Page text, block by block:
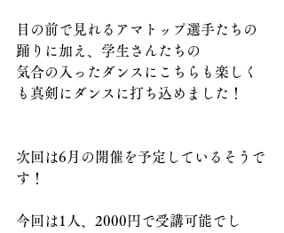
目の前で見れるアマトップ選手たちの
踊りに加え、学生さんたちの
気合の入ったダンスにこちらも楽しく
も真剣にダンスに打ち込めました！
次回は6月の開催を予定しているそうで
す！
今回は1人、2000円で受講可能でし